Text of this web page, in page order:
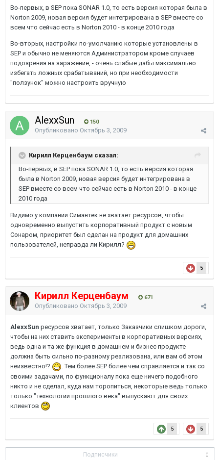
Во-первых, в SEP пока SONAR 1.0, то есть версия которая была в
Norton 2009, новая версия будет интегрирована в SEP вместе со
всем что сейчас есть в Norton 2010 - в конце 2010 года
Во-вторых, настройки по-умолчанию которые установлены в
SEP и обычно не меняются Администратором кроме случаев
подозрения на заражение, - очень слабые дабы максимально
избегать ложных срабатываний, но при необходимости
"ползунок" можно настроить вручную
AlexxSun 150
Опубликовано Октябрь 3, 2009
Кирилл Керценбаум сказал:
Во-первых, в SEP пока SONAR 1.0, то есть версия которая
была в Norton 2009, новая версия будет интегрирована в
SEP вместе со всем что сейчас есть в Norton 2010 - в конце
2010 года
Видимо у компании Симантек не хватает ресурсов, чтобы
одновременно выпустить корпоративный продукт с новым
Сонаром, приоритет был сделан на продукт для домашних
пользователей, неправда ли Кирилл?
5
Кирилл Керценбаум 671
Опубликовано Октябрь 3, 2009
AlexxSun ресурсов хватает, только Заказчики слишком дороги,
чтобы на них ставить эксперименты в корпоративных версиях,
ведь одна и та же функция в домашнем и бизнес продукте
должна быть сильно по-разному реализована, или вам об этом
неизвестно!?
. Тем более SEP более чем справляется и так со
своими задачами, по функционалу пока еще ничего подобного
никто и не сделал, куда нам торопиться, некоторые ведь только
только "технологии прошлого века" выпускают для своих
клиентов
5 5
Подписчики 0